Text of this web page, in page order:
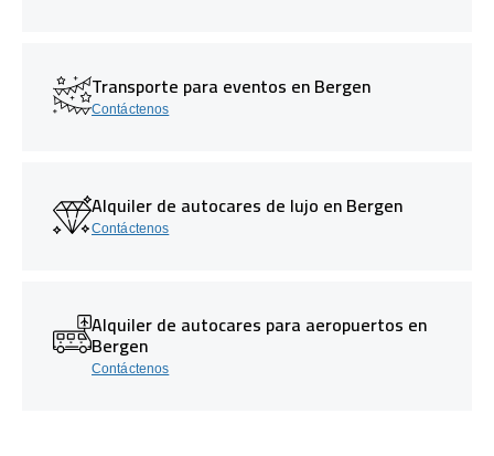
Transporte para eventos en Bergen
Contáctenos
Alquiler de autocares de lujo en Bergen
Contáctenos
Alquiler de autocares para aeropuertos en
Bergen
Contáctenos